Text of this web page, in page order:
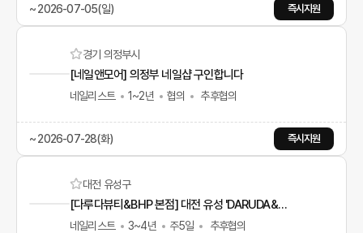
즉시지원
~ 2026-07-05(일)
경기 의정부시
[네일앤모어] 의정부 네일샵 구인합니다
네일리스트 1~2년 협의 추후협의
즉시지원
~ 2026-07-28(화)
대전 유성구
[다루다뷰티&BHP 본점] 대전 유성 'DARUDA&BHP'에서 기술이 없어도 배우면서 성장할 선생님을 모십니다! (네일&문제성 발 전문)
네일리스트 3~4년 주5일 추후협의